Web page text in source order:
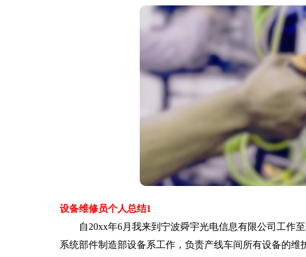
设备维修员个人总结1
自20xx年6月我来到宁波舜宇光电信息有限公司工作至
系统部件制造部设备系工作，负责产线车间所有设备的